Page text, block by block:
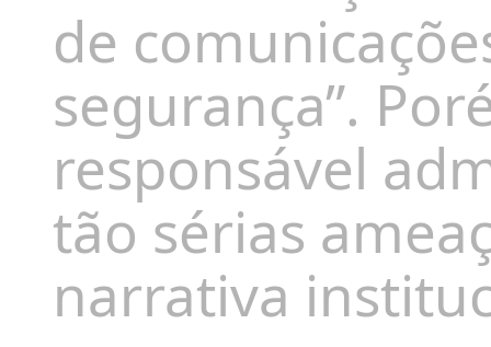
de
segurança”.
responsável
tão sérias
narrativa